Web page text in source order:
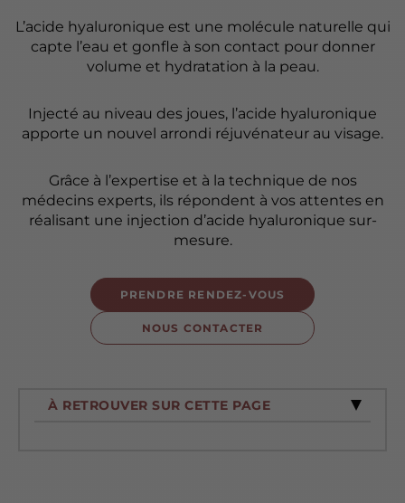
L’acide hyaluronique est une molécule naturelle qui
capte l’eau et gonfle à son contact pour donner
volume et hydratation à la peau.
Injecté au niveau des joues, l’acide hyaluronique
apporte un nouvel arrondi réjuvénateur au visage.
Grâce à l’expertise et à la technique de nos
médecins experts, ils répondent à vos attentes en
réalisant une injection d’acide hyaluronique sur-
mesure.
PRENDRE RENDEZ-VOUS
NOUS CONTACTER
À RETROUVER SUR CETTE PAGE